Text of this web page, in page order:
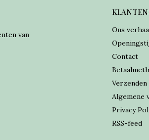
van
Ons
Contact
Algemene
Privacy
RSS-feed